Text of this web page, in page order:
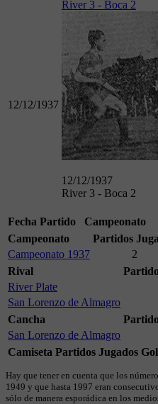
12/12/1937
River 3 - Boca 2
12/12/1937
River 3 - Boca 2
Fecha Partido
Campeonato
Campeonato
Partidos
Campeonato 1937
2
Rival
River Plate
San Lorenzo de Almagro
Cancha
San Lorenzo de Almagro
Camiseta Partidos Jugados
Hay que tener en cuenta que los
1949 y que hasta 1997 eran
sólo de manera esporádica en los